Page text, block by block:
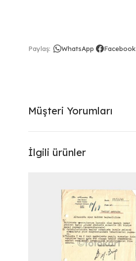
Paylaş: WhatsApp Facebook
Müşteri Yorumları
İlgili ürünler